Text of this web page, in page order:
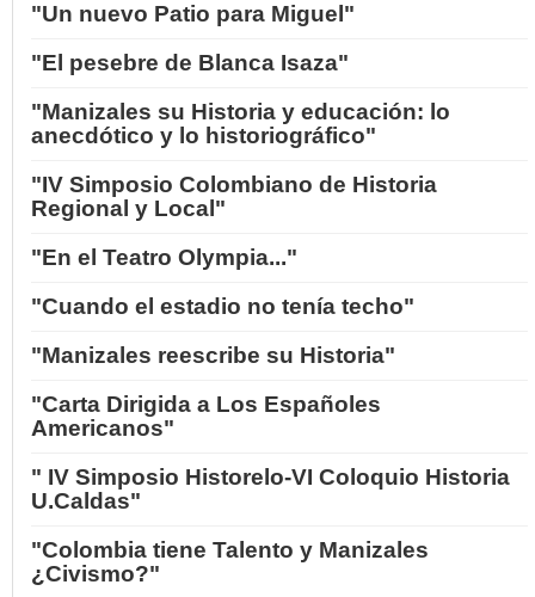
"Un nuevo Patio para Miguel"
"El pesebre de Blanca Isaza"
"Manizales su Historia y educación: lo
anecdótico y lo historiográfico"
"IV Simposio Colombiano de Historia
Regional y Local"
"En el Teatro Olympia..."
"Cuando el estadio no tenía techo"
"Manizales reescribe su Historia"
"Carta Dirigida a Los Españoles
Americanos"
" IV Simposio Historelo-VI Coloquio Historia
U.Caldas"
"Colombia tiene Talento y Manizales
¿Civismo?"